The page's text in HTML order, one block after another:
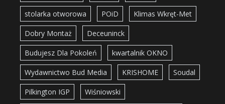
stolarka otworowa POiD Klimas Wkręt-Met
Dobry Montaż Deceuninck
Budujesz Dla Pokoleń kwartalnik OKNO
Wydawnictwo Bud Media KRISHOME Soudal
Pilkington IGP Wiśniowski